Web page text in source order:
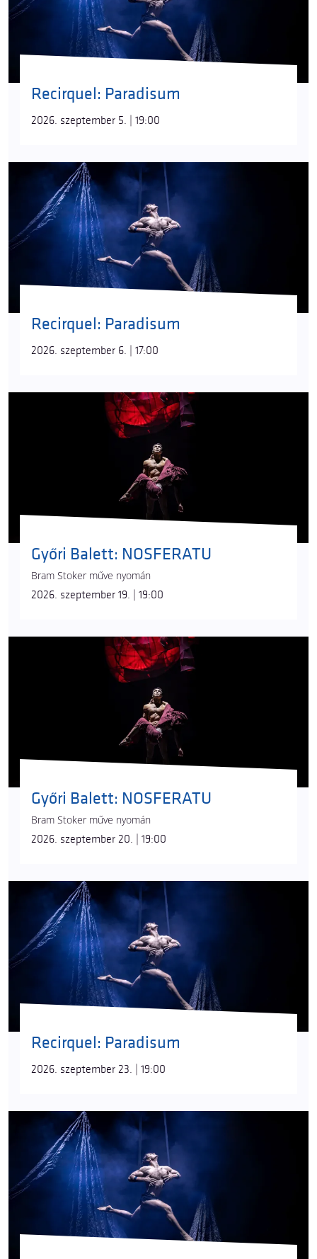
Recirquel: Paradisum
2026. szeptember 5. | 19:00
Recirquel: Paradisum
2026. szeptember 6. | 17:00
Győri Balett: NOSFERATU
Bram Stoker műve nyomán
2026. szeptember 19. | 19:00
Győri Balett: NOSFERATU
Bram Stoker műve nyomán
2026. szeptember 20. | 19:00
Recirquel: Paradisum
2026. szeptember 23. | 19:00